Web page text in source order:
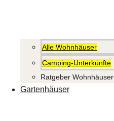
Alle Wohnhäuser
Camping-Unterkünfte
Ratgeber Wohnhäuser
Gartenhäuser